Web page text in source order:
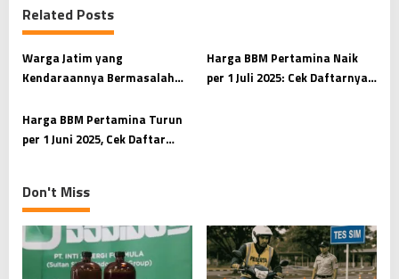
a
v
i
g
a
t
o
n
Related Posts
Warga Jatim yang
Kendaraannya Bermasalah
Lapor ke Sini
Harga BBM Pertamina Naik
per 1 Juli 2025: Cek Daftarnya
Harga BBM Pertamina Turun
per 1 Juni 2025, Cek Daftar
Don't Miss